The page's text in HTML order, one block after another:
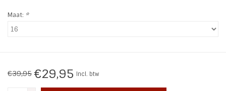
INSPIRATIE
Maat: *
€39,95 €29,95 Incl. btw